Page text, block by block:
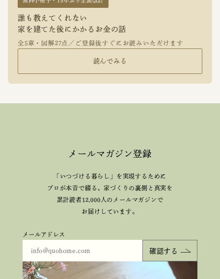
誰も教えてくれない
家を建てた後にかかるお金の話
全5章・図解27点／ご登録後すぐにお読みいただけます
読んでみる
メールマガジン登録
「いつづける暮らし」を実現するために
プロが本音で綴る、家づくりの裏側と真実を
累計読者12,000人のメールマガジンで
お届けしています。
メールアドレス